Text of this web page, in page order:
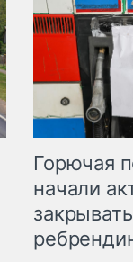
Горючая
начали